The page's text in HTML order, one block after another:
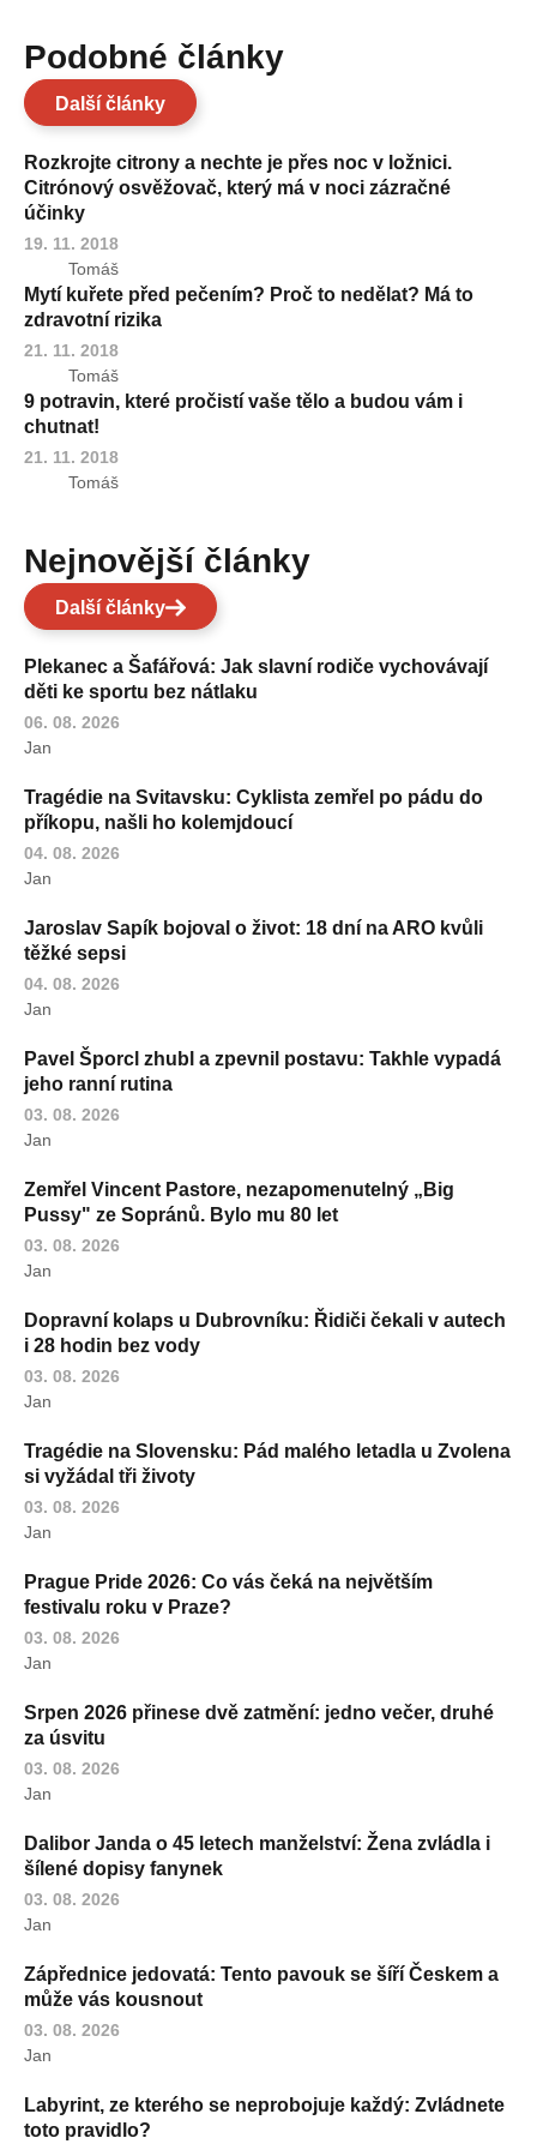
Podobné články
Další články
Rozkrojte citrony a nechte je přes noc v ložnici.
Citrónový osvěžovač, který má v noci zázračné
účinky
19. 11. 2018
Tomáš
Mytí kuřete před pečením? Proč to nedělat? Má to
zdravotní rizika
21. 11. 2018
Tomáš
9 potravin, které pročistí vaše tělo a budou vám i
chutnat!
21. 11. 2018
Tomáš
Nejnovější články
Další články
Plekanec a Šafářová: Jak slavní rodiče vychovávají
děti ke sportu bez nátlaku
06. 08. 2026
Jan
Tragédie na Svitavsku: Cyklista zemřel po pádu do
příkopu, našli ho kolemjdoucí
04. 08. 2026
Jan
Jaroslav Sapík bojoval o život: 18 dní na ARO kvůli
těžké sepsi
04. 08. 2026
Jan
Pavel Šporcl zhubl a zpevnil postavu: Takhle vypadá
jeho ranní rutina
03. 08. 2026
Jan
Zemřel Vincent Pastore, nezapomenutelný „Big
Pussy" ze Sopránů. Bylo mu 80 let
03. 08. 2026
Jan
Dopravní kolaps u Dubrovníku: Řidiči čekali v autech
i 28 hodin bez vody
03. 08. 2026
Jan
Tragédie na Slovensku: Pád malého letadla u Zvolena
si vyžádal tři životy
03. 08. 2026
Jan
Prague Pride 2026: Co vás čeká na největším
festivalu roku v Praze?
03. 08. 2026
Jan
Srpen 2026 přinese dvě zatmění: jedno večer, druhé
za úsvitu
03. 08. 2026
Jan
Dalibor Janda o 45 letech manželství: Žena zvládla i
šílené dopisy fanynek
03. 08. 2026
Jan
Zápřednice jedovatá: Tento pavouk se šíří Českem a
může vás kousnout
03. 08. 2026
Jan
Labyrint, ze kterého se neprobojuje každý: Zvládnete
toto pravidlo?